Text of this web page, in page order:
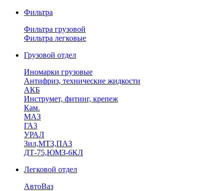
Фильтра
Фильтра грузовой
Фильтра легковые
Грузовой отдел
Иномарки грузовые
Антифриз, технические жидкости
АКБ
Инструмет, фитинг, крепеж
Кам.
МАЗ
ГА3
УРАЛ
Зил,МТЗ,ПАЗ
ДТ-75,ЮМЗ-6КЛ
Легковой отдел
АвтоВаз